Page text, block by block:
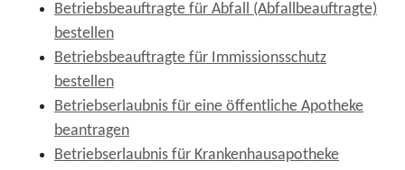
Betriebsbeauftragte für Abfall (Abfallbeauftragte)
bestellen
Betriebsbeauftragte für Immissionsschutz
bestellen
Betriebserlaubnis für eine öffentliche Apotheke
beantragen
Betriebserlaubnis für Krankenhausapotheke